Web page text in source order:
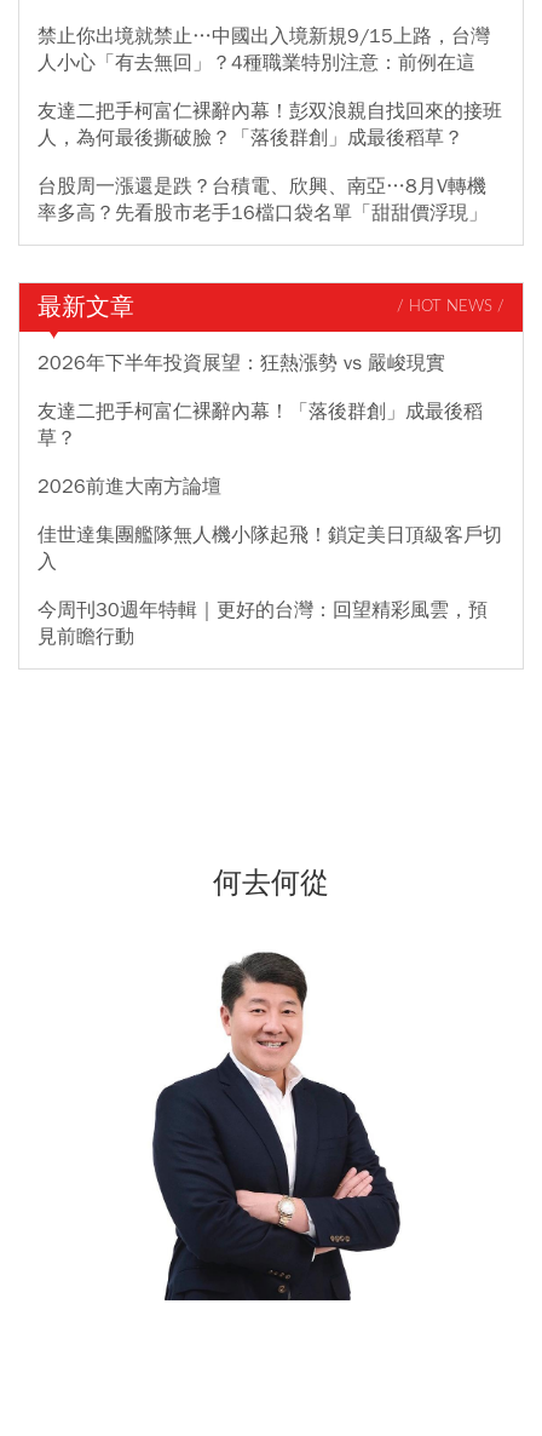
禁止你出境就禁止…中國出入境新規9/15上路，台灣
人小心「有去無回」？4種職業特別注意：前例在這
友達二把手柯富仁裸辭內幕！彭双浪親自找回來的接班
人，為何最後撕破臉？「落後群創」成最後稻草？
台股周一漲還是跌？台積電、欣興、南亞…8月V轉機
率多高？先看股市老手16檔口袋名單「甜甜價浮現」
最新文章 / HOT NEWS /
2026年下半年投資展望：狂熱漲勢 vs 嚴峻現實
友達二把手柯富仁裸辭內幕！「落後群創」成最後稻
草？
2026前進大南方論壇
佳世達集團艦隊無人機小隊起飛！鎖定美日頂級客戶切
入
今周刊30週年特輯｜更好的台灣：回望精彩風雲，預
見前瞻行動
何去何從